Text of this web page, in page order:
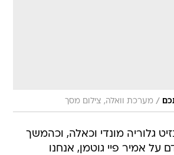
/ מערכת וואלה, צילום מסך
גלוריה מונדי וכאלה, וכהמשך
על אמיר פיי גוטמן, אנחנו